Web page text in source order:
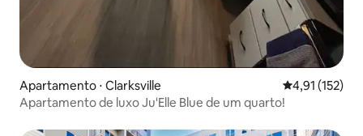
Apartamento ⋅ Clarksville 4,91 de uma
4,91 (152)
Apartamento de luxo Ju'Elle Blue de um quarto!